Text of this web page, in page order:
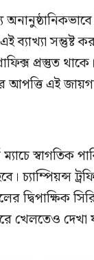
ব্যাখ্যা সন্তুষ্ট
প্রস্তুত
আপত্তি এই
ম্যাচে
চ্যাম্পিয়ন্স
দ্বিপাক্ষিক
খেলতেও